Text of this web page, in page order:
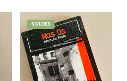
SOLDES